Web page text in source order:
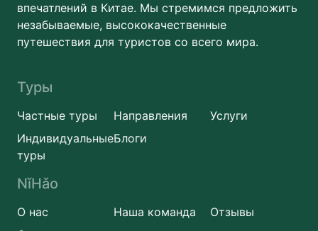
впечатлений в Китае. Мы стремимся предложить
незабываемые, высококачественные
путешествия для туристов со всего мира.
Туры
Частные туры Направления
Услуги
Индивидуальные
туры
Блоги
NǐHǎo
О нас Наша команда
Отзывы